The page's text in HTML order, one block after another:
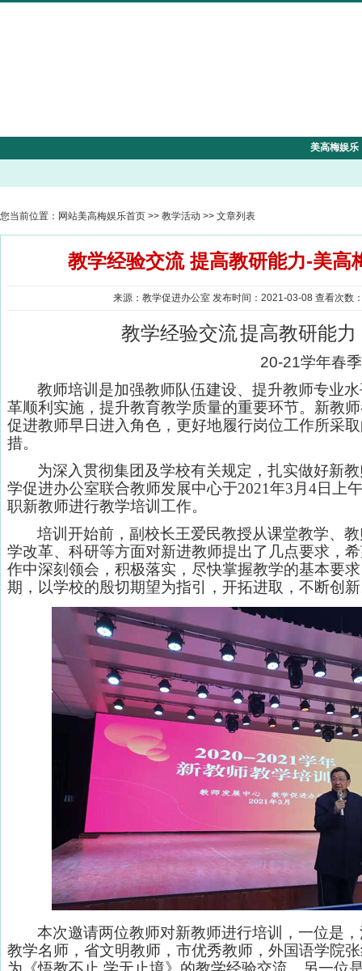
美高梅娱乐
您当前位置： 网站美高梅娱乐首页 >> 教学活动 >> 文章列表
教学经验交流 提高教研能力-美高
来源：教学促进办公室 发布时间：2021-03-08 查看次数
教学经验交流提高教研能力
20-21学年春
教师培训是加强教师队伍建设、提升教师专业
革顺利实施，提升教育教学质量的重要环节。新教
促进教师早日进入角色，更好地履行岗位工作所采
措。
为深入贯彻集团及学校有关规定，扎实做好新
学促进办公室联合教师发展中心于2021年3月4日上
职新教师进行教学培训工作。
培训开始前，副校长王爱民教授从课堂教学、
学改革、科研等方面对新进教师提出了几点要求，
作中深刻领会，积极落实，尽快掌握教学的基本要
期，以学校的殷切期望为指引，开拓进取，不断创
本次邀请两位教师对新教师进行培训，一位是
教学名师，省文明教师，市优秀教师，外国语学院